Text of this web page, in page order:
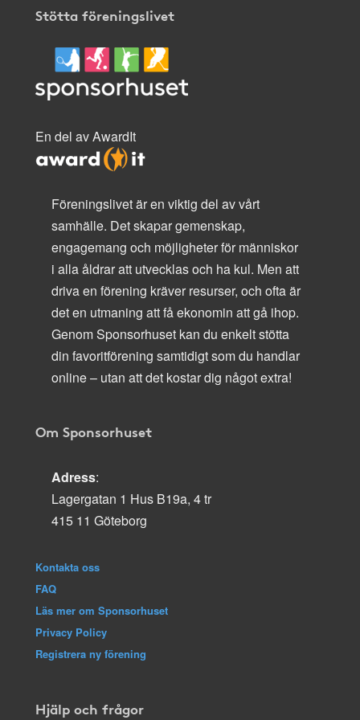
Stötta föreningslivet
En del av AwardIt
Föreningslivet är en viktig del av vårt
samhälle. Det skapar gemenskap,
engagemang och möjligheter för människor
i alla åldrar att utvecklas och ha kul. Men att
driva en förening kräver resurser, och ofta är
det en utmaning att få ekonomin att gå ihop.
Genom Sponsorhuset kan du enkelt stötta
din favoritförening samtidigt som du handlar
online – utan att det kostar dig något extra!
Om Sponsorhuset
Adress:
Lagergatan 1 Hus B19a, 4 tr
415 11 Göteborg
Kontakta oss
FAQ
Läs mer om Sponsorhuset
Privacy Policy
Registrera ny förening
Hjälp och frågor